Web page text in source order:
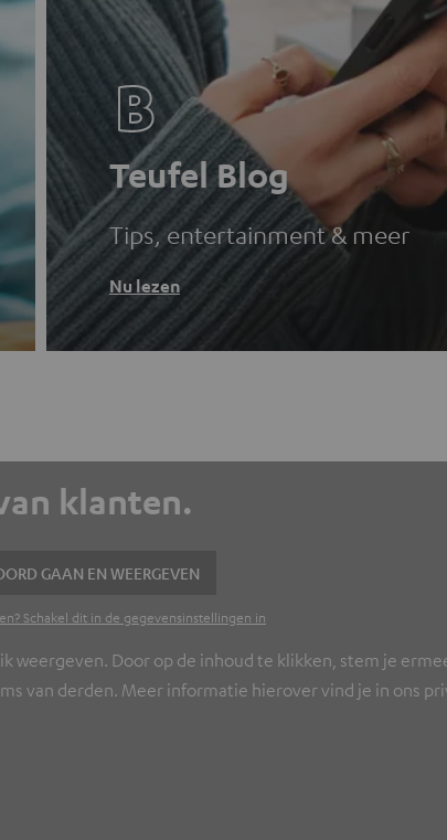
Teufel Blog
Tips, entertainment & meer
Nu lezen
klanten.
GAAN EN WEERGEVEN
Schakel dit in de gegevensinstellingen in
Door op de inhoud te klikken, stem je
van derden. Meer informatie hierover vind je in ons